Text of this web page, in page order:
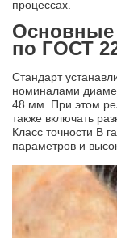
процессах.
Основные
по ГОСТ
Стандарт
номиналами
48 мм. При этом
также включать
Класс точности В
параметров и